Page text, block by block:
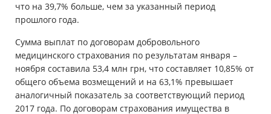
что на 39,7% больше, чем за указанный период
прошлого года.
Сумма выплат по договорам добровольного
медицинского страхования по результатам января –
ноября составила 53,4 млн грн, что составляет 10,85% от
общего объема возмещений и на 63,1% превышает
аналогичный показатель за соответствующий период
2017 года. По договорам страхования имущества в